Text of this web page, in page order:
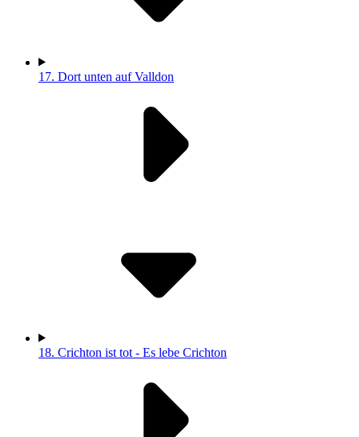
17. Dort unten auf Valldon
18. Crichton ist tot - Es lebe Crichton